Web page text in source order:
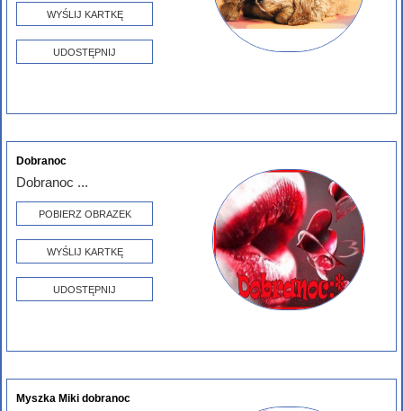
WYŚLIJ KARTKĘ
UDOSTĘPNIJ
Dobranoc
Dobranoc ...
POBIERZ OBRAZEK
WYŚLIJ KARTKĘ
UDOSTĘPNIJ
Myszka Miki dobranoc